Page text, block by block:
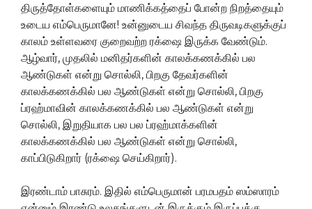
திருத்தோள்களையும் மாணிக்கத்தைப் போன்ற நிறத்தையும்
உடைய எம்பெருமானே! உன்னுடைய சிவந்த திருவடிகளுக்குப்
காலம் உள்ளவரை குறைவற்ற ரக்ஷை இருக்க வேண்டும்.
ஆழ்வார், முதலில் மனிதர்களின் காலக்கணக்கில் பல
ஆண்டுகள் என்று சொல்லி, பிறகு தேவர்களின்
காலக்கணக்கில் பல ஆண்டுகள் என்று சொல்லி, பிறகு
ப்ரஹ்மாவின் காலக்கணக்கில் பல ஆண்டுகள் என்று
சொல்லி, இறுதியாக பல பல ப்ரஹ்மாக்களின்
காலக்கணக்கில் பல ஆண்டுகள் என்று சொல்லி,
காப்பிடுகிறார் (ரக்ஷை செய்கிறார்).
இரண்டாம் பாசுரம். இதில் எம்பெருமான் பரமபதம் ஸம்ஸாரம்